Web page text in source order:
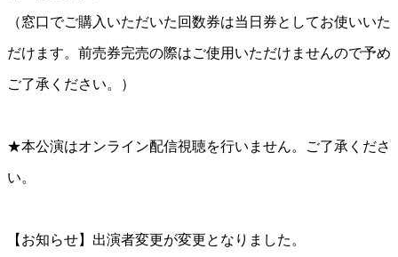
2016年11月
2016年10月
2016年09月
2016年08月
2016年05月
2016年04月
2015年12月
2015年11月
（窓口でご購入いただいた回数券は当日券としてお使いいた
だけます。前売券完売の際はご使用いただけませんので予め
ご了承ください。）
★本公演はオンライン配信視聴を行いません。ご了承くださ
い。
【お知らせ】出演者変更が変更となりました。